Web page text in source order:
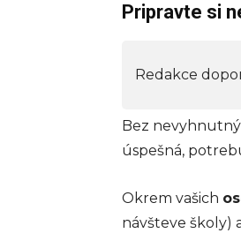
Pripravte si
Redakce
Bez
úspešná,
Okrem vašich
návšteve školy)